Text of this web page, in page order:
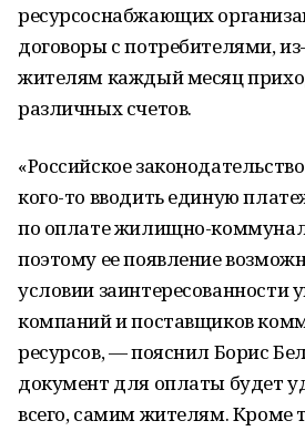
ресурсоснабжающих
договоры с потребителями,
жителям каждый месяц
различных счетов.
«Российское
кого-то вводить единую
по оплате жилищно-
поэтому ее появление
условии
компаний и поставщиков
ресурсов, — пояснил Борис
документ для оплаты будет
всего, самим жителям. Кроме